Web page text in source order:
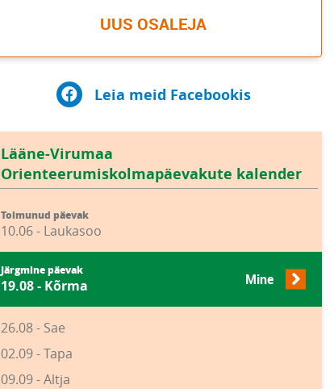
UUS OSALEJA
Leia meid Facebookis
Lääne-Virumaa
Orienteerumiskolmapäevakute kalender
Toimunud päevak
10.06 - Laukasoo
Järgmine päevak
19.08 - Kõrma Mine
26.08 - Sae
02.09 - Tapa
09.09 - Altja